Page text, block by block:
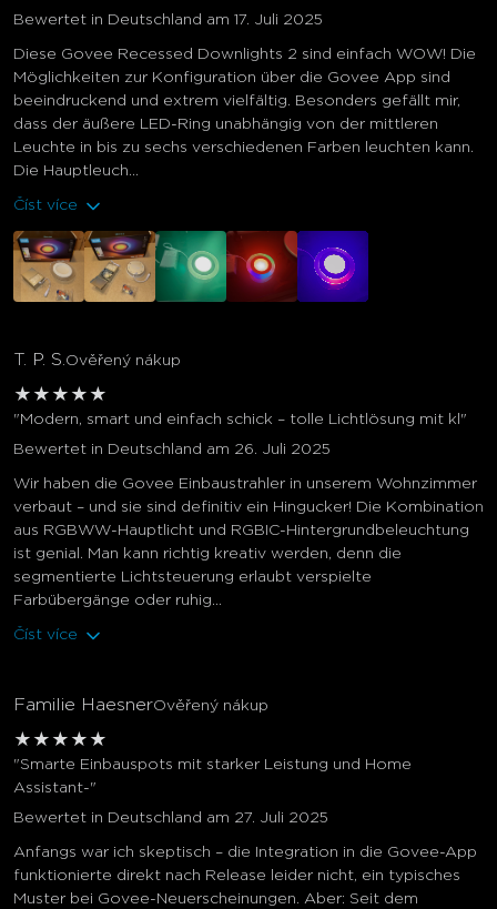
Bewertet in Deutschland am 17. Juli 2025
Diese Govee Recessed Downlights 2 sind einfach WOW! Die
Möglichkeiten zur Konfiguration über die Govee App sind
beeindruckend und extrem vielfältig. Besonders gefällt mir,
dass der äußere LED-Ring unabhängig von der mittleren
Leuchte in bis zu sechs verschiedenen Farben leuchten kann.
Die Hauptleuch...
Číst více
T. P. S.Ověřený nákup
★ ★ ★ ★ ★
"Modern, smart und einfach schick – tolle Lichtlösung mit kl"
Bewertet in Deutschland am 26. Juli 2025
Wir haben die Govee Einbaustrahler in unserem Wohnzimmer
verbaut – und sie sind definitiv ein Hingucker! Die Kombination
aus RGBWW-Hauptlicht und RGBIC-Hintergrundbeleuchtung
ist genial. Man kann richtig kreativ werden, denn die
segmentierte Lichtsteuerung erlaubt verspielte
Farbübergänge oder ruhig...
Číst více
Familie HaesnerOvěřený nákup
★ ★ ★ ★ ★
"Smarte Einbauspots mit starker Leistung und Home
Assistant-"
Bewertet in Deutschland am 27. Juli 2025
Anfangs war ich skeptisch – die Integration in die Govee-App
funktionierte direkt nach Release leider nicht, ein typisches
Muster bei Govee-Neuerscheinungen. Aber: Seit dem